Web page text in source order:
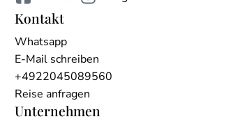
Kontakt
Whatsapp
E-Mail schreiben
+4922045089560
Reise anfragen
Unternehmen